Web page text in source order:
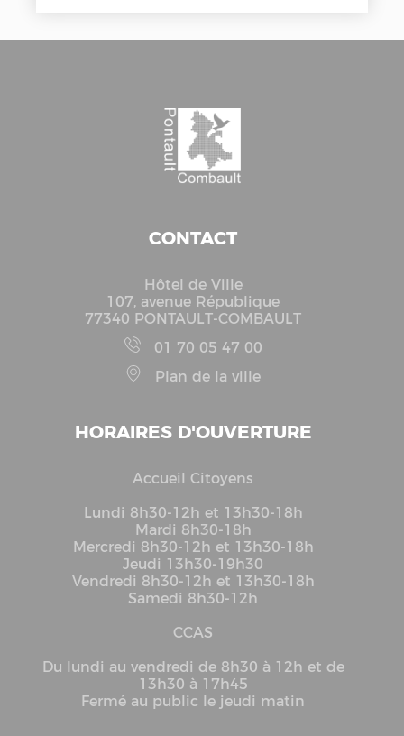
CONTACT
Hôtel de Ville
107, avenue République
77340 PONTAULT-COMBAULT
01 70 05 47 00
Plan de la ville
HORAIRES D'OUVERTURE
Accueil Citoyens
Lundi 8h30-12h et 13h30-18h
Mardi 8h30-18h
Mercredi 8h30-12h et 13h30-18h
Jeudi 13h30-19h30
Vendredi 8h30-12h et 13h30-18h
Samedi 8h30-12h
CCAS
Du lundi au vendredi de 8h30 à 12h et de
13h30 à 17h45
Fermé au public le jeudi matin